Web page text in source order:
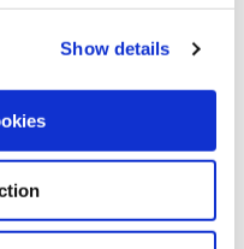
Show details
pozostają gorące i
w kształcie
tekstura -